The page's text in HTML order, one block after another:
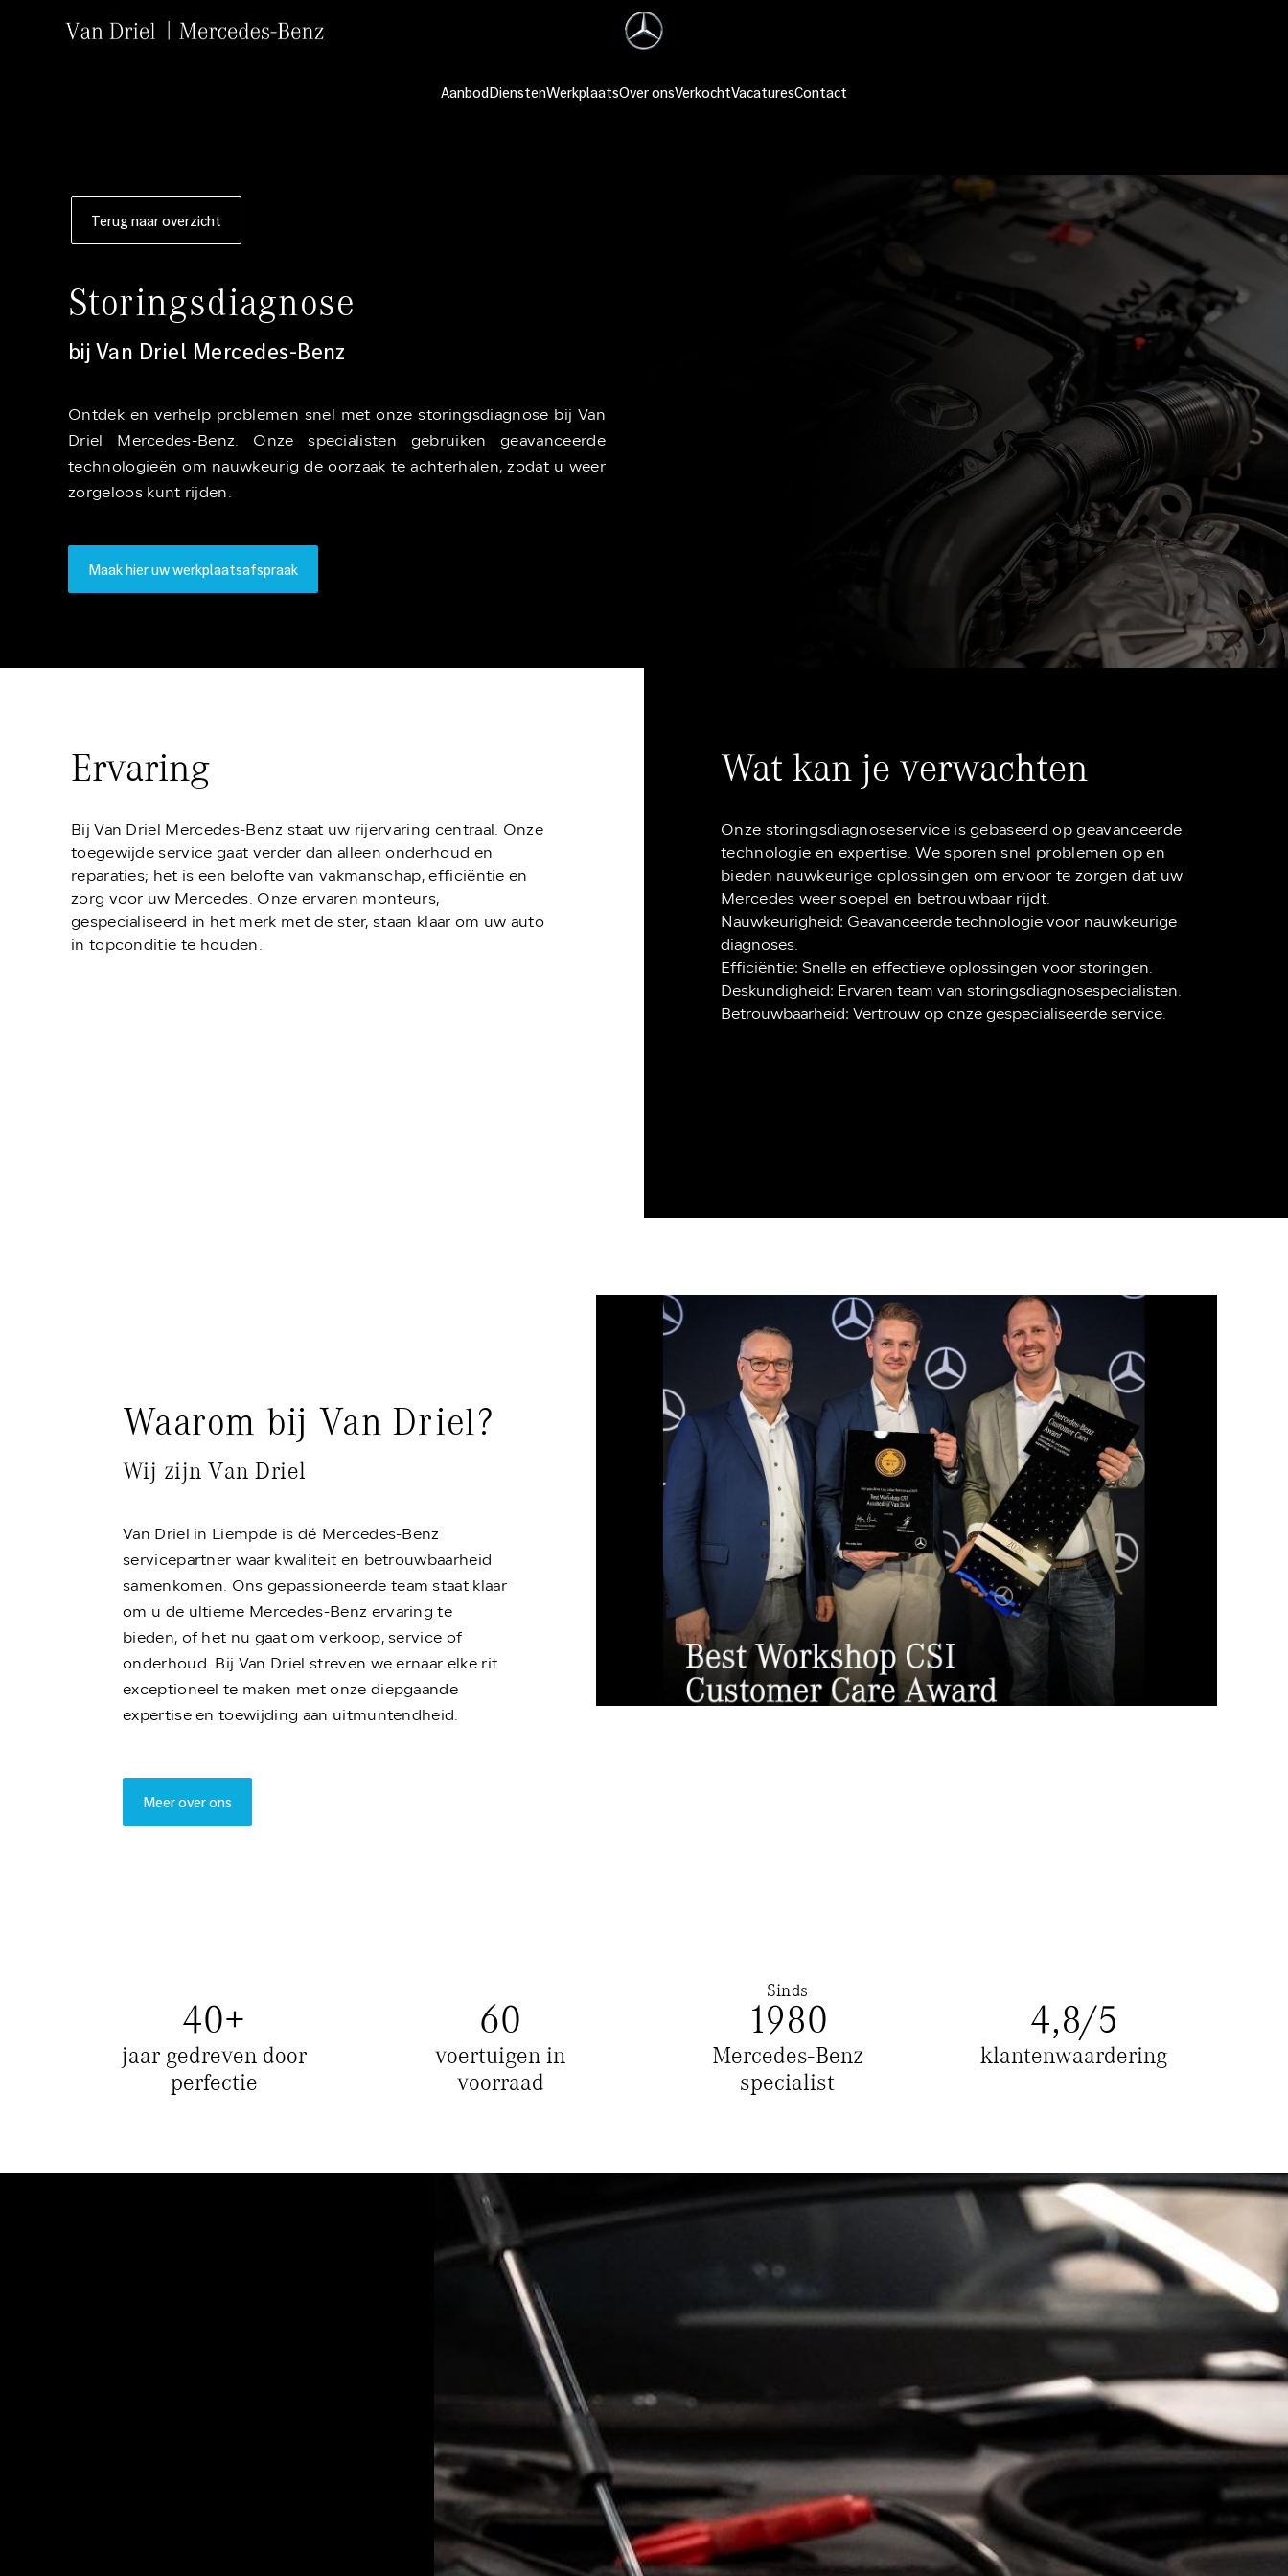
AanbodDienstenWerkplaatsOver onsVerkochtVacaturesContact
Terug naar overzicht
Storingsdiagnose
bij Van Driel Mercedes-Benz
Ontdek en verhelp problemen snel met onze storingsdiagnose bij Van
Driel Mercedes-Benz. Onze specialisten gebruiken geavanceerde
technologieën om nauwkeurig de oorzaak te achterhalen, zodat u weer
zorgeloos kunt rijden.
Maak hier uw werkplaatsafspraak
Ervaring
Bij Van Driel Mercedes-Benz staat uw rijervaring centraal. Onze
toegewijde service gaat verder dan alleen onderhoud en
reparaties; het is een belofte van vakmanschap, efficiëntie en
zorg voor uw Mercedes. Onze ervaren monteurs,
gespecialiseerd in het merk met de ster, staan klaar om uw auto
in topconditie te houden.
Wat kan je verwachten
Onze storingsdiagnoseservice is gebaseerd op geavanceerde
technologie en expertise. We sporen snel problemen op en
bieden nauwkeurige oplossingen om ervoor te zorgen dat uw
Mercedes weer soepel en betrouwbaar rijdt.
Nauwkeurigheid: Geavanceerde technologie voor nauwkeurige
diagnoses.
Efficiëntie: Snelle en effectieve oplossingen voor storingen.
Deskundigheid: Ervaren team van storingsdiagnosespecialisten.
Betrouwbaarheid: Vertrouw op onze gespecialiseerde service.
Waarom bij Van Driel?
Wij zijn Van Driel
Van Driel in Liempde is dé Mercedes-Benz
servicepartner waar kwaliteit en betrouwbaarheid
samenkomen. Ons gepassioneerde team staat klaar
om u de ultieme Mercedes-Benz ervaring te
bieden, of het nu gaat om verkoop, service of
onderhoud. Bij Van Driel streven we ernaar elke rit
exceptioneel te maken met onze diepgaande
expertise en toewijding aan uitmuntendheid.
Meer over ons
40+
jaar gedreven door
perfectie
60
voertuigen in
voorraad
Sinds
1980
Mercedes-Benz
specialist
4,8/5
klantenwaardering